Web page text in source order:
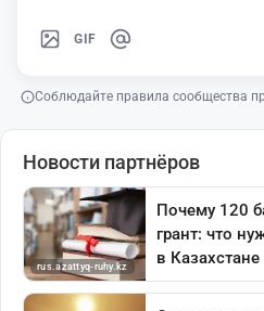
GIF
Соблюдайте правила сообщества